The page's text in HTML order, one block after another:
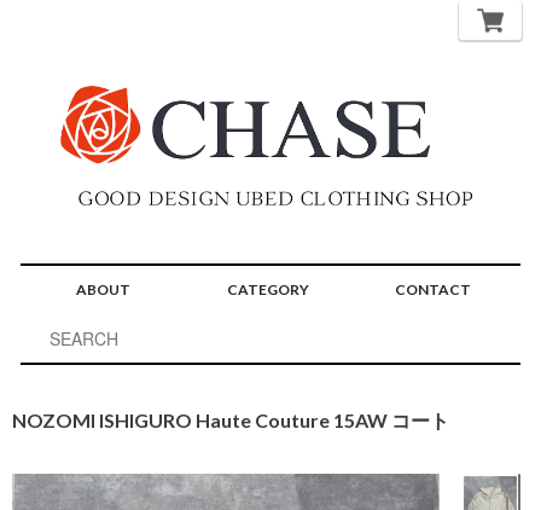
ABOUT CATEGORY CONTACT
NOZOMI ISHIGURO Haute Couture 15AW コート